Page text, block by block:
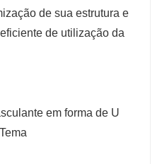
de sua estrutura e
de utilização da
em forma de U
Tema